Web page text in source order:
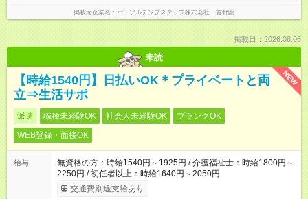
掲載元企業名 パーソルテンプスタッフ株式会社 首都圏
掲載日：2026.08.05
未読
NEW
【時給1540円】日払いOK＊プライベートと両
立⇒生活サポ
派遣 職種未経験OK 社会人未経験OK
ブランクOK
WEB登録・面接OK
給与
無資格の方：時給1540円～1925円 / 介護福祉士：時給1800円～
2250円 / 初任者以上：時給1640円～2050円
交通費別途支給あり